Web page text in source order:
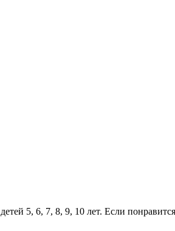
5, 6, 7, 8, 9, 10 лет. Если